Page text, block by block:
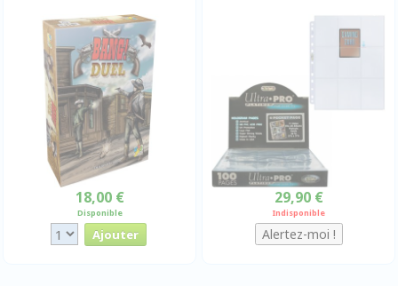
18,00 €
Disponible
29,90 €
Indisponible